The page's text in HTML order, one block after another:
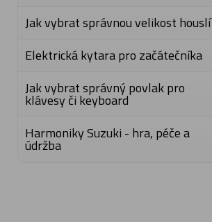
Jak vybrat správnou velikost houslí
Elektrická kytara pro začátečníka
Jak vybrat správný povlak pro
klávesy či keyboard
Harmoniky Suzuki - hra, péče a
údržba